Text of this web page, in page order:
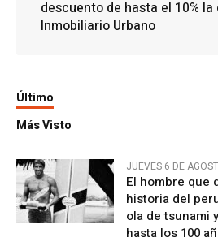
descuento de hasta el 10%
Inmobiliario Urbano
Último
Más Visto
JUEVES 6 DE
El hombre que
historia del
ola de tsunami
hasta los 100